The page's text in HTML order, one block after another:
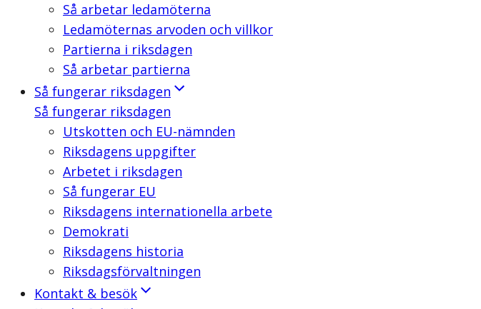
Så arbetar ledamöterna
Ledamöternas arvoden och villkor
Partierna i riksdagen
Så arbetar partierna
Så fungerar riksdagen
Så fungerar riksdagen
Utskotten och EU-nämnden
Riksdagens uppgifter
Arbetet i riksdagen
Så fungerar EU
Riksdagens internationella arbete
Demokrati
Riksdagens historia
Riksdagsförvaltningen
Kontakt & besök